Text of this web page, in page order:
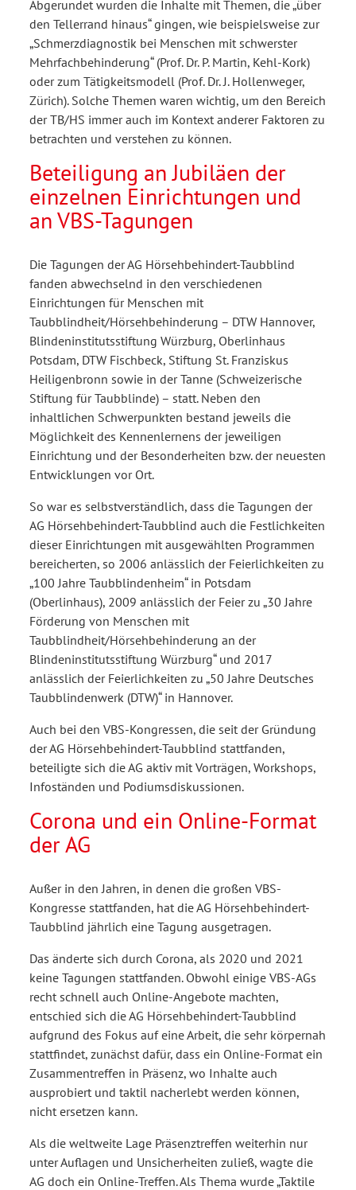
Abgerundet wurden die Inhalte mit Themen, die „über
den Tellerrand hinaus“ gingen, wie beispielsweise zur
„Schmerzdia­gnostik bei Menschen mit schwerster
Mehrfachbehinderung“ (Prof. Dr. P. Martin, Kehl-Kork)
oder zum Tätigkeitsmodell (Prof. Dr. J. Hollenweger,
Zürich). Solche Themen waren wichtig, um den Bereich
der TB/HS immer auch im Kontext anderer Faktoren zu
betrachten und verstehen zu können.
Beteiligung an Jubiläen der
einzelnen Einrichtungen und
an VBS-Tagungen
Die Tagungen der AG Hörsehbehindert-Taubblind
fanden abwechselnd in den verschiedenen
Einrichtungen für Menschen mit
Taubblindheit/Hörsehbehinderung – DTW Hannover,
Blindeninstitutsstiftung Würzburg, Oberlinhaus
Potsdam, DTW Fischbeck, Stiftung St. Franziskus
Heiligenbronn sowie in der Tanne (Schweizerische
Stiftung für Taubblinde) – statt. Neben den
inhaltlichen Schwerpunkten bestand jeweils die
Möglichkeit des Kennenlernens der jeweiligen
Einrichtung und der Besonderheiten bzw. der neuesten
Entwicklungen vor Ort.
So war es selbstverständlich, dass die Tagungen der
AG Hörsehbehindert-Taubblind auch die Festlichkeiten
dieser Einrichtungen mit ausgewählten Programmen
bereicherten, so 2006 anlässlich der Feierlichkeiten zu
„100 Jahre Taubblindenheim“ in Potsdam
(Oberlinhaus), 2009 anlässlich der Feier zu „30 Jahre
Förderung von Menschen mit
Taubblindheit/Hörsehbehinderung an der
Blindeninstitutsstiftung Würzburg“ und 2017
anlässlich der Feierlichkeiten zu „50 Jahre Deutsches
Taubblindenwerk (DTW)“ in Hannover.
Auch bei den VBS-Kongressen, die seit der Gründung
der AG Hörsehbehindert-Taubblind stattfanden,
beteiligte sich die AG aktiv mit Vorträgen, Workshops,
Infoständen und Podiumsdiskussionen.
Corona und ein Online-Format
der AG
Außer in den Jahren, in denen die großen VBS-
Kongresse stattfanden, hat die AG Hörsehbehindert-
Taubblind jährlich eine Tagung ausgetragen.
Das änderte sich durch Corona, als 2020 und 2021
keine Tagungen stattfanden. Obwohl einige VBS-AGs
recht schnell auch Online-Angebote machten,
entschied sich die AG Hörsehbehindert-Taubblind
aufgrund des Fokus auf eine Arbeit, die sehr körpernah
stattfindet, zunächst dafür, dass ein Online-Format ein
Zusammentreffen in Präsenz, wo Inhalte auch
ausprobiert und taktil nacherlebt werden können,
nicht ersetzen kann.
Als die weltweite Lage Präsenztreffen weiterhin nur
unter Auflagen und Unsicherheiten zuließ, wagte die
AG doch ein Online-Treffen. Als Thema wurde „Taktile